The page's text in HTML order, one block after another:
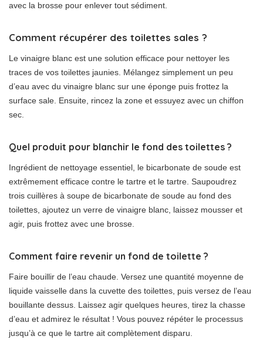
avec la brosse pour enlever tout sédiment.
Comment récupérer des toilettes sales ?
Le vinaigre blanc est une solution efficace pour nettoyer les
traces de vos toilettes jaunies. Mélangez simplement un peu
d’eau avec du vinaigre blanc sur une éponge puis frottez la
surface sale. Ensuite, rincez la zone et essuyez avec un chiffon
sec.
Quel produit pour blanchir le fond des toilettes ?
Ingrédient de nettoyage essentiel, le bicarbonate de soude est
extrêmement efficace contre le tartre et le tartre. Saupoudrez
trois cuillères à soupe de bicarbonate de soude au fond des
toilettes, ajoutez un verre de vinaigre blanc, laissez mousser et
agir, puis frottez avec une brosse.
Comment faire revenir un fond de toilette ?
Faire bouillir de l’eau chaude. Versez une quantité moyenne de
liquide vaisselle dans la cuvette des toilettes, puis versez de l’eau
bouillante dessus. Laissez agir quelques heures, tirez la chasse
d’eau et admirez le résultat ! Vous pouvez répéter le processus
jusqu’à ce que le tartre ait complètement disparu.